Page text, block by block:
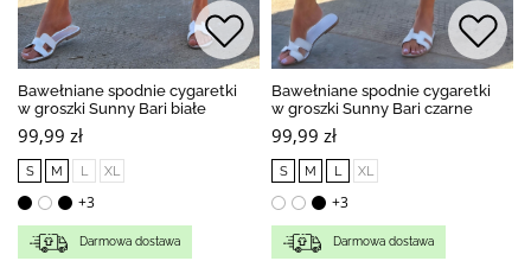
Bawełniane spodnie cygaretki
w groszki Sunny Bari białe
99,99 zł
S M L XL
+3
Darmowa dostawa
Bawełniane spodnie cygaretki
w groszki Sunny Bari czarne
99,99 zł
S M L XL
+3
Darmowa dostawa